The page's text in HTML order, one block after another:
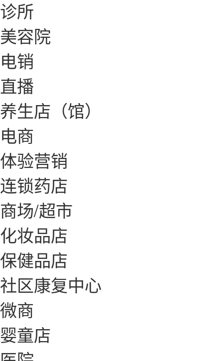
诊所
美容院
电销
直播
养生店（馆）
电商
体验营销
连锁药店
商场/超市
化妆品店
保健品店
社区康复中心
微商
婴童店